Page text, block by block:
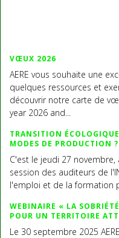
VŒUX 2026
AERE vous souhaite une
quelques ressources et
découvrir notre carte de
year 2026 and...
TRANSITION
MODES DE PRODUCTION
C'est le jeudi 27
session des auditeurs de
l'emploi et de la formation
WEBINAIRE « LA
POUR UN TERRITOIRE
Le 30 septembre 2025